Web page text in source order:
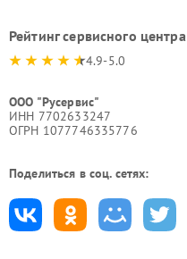
Рейтинг сервисного центра
4.9-5.0
ООО "Русервис"
ИНН 7702633247
ОГРН 1077746335776
Поделиться в соц. сетях: